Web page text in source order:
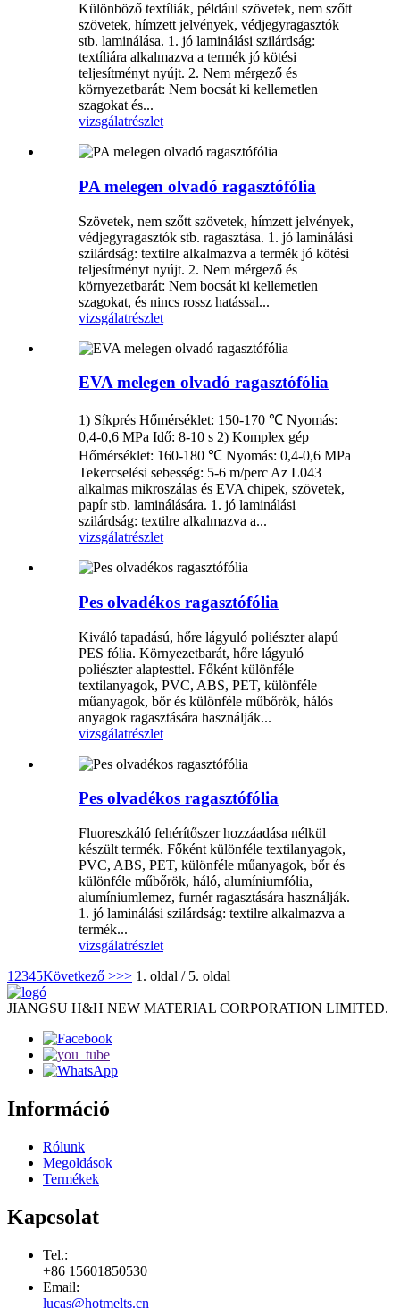
Különböző textíliák, például szövetek, nem szőtt
szövetek, hímzett jelvények, védjegyragasztók
stb. laminálása. 1. jó laminálási szilárdság:
textíliára alkalmazva a termék jó kötési
teljesítményt nyújt. 2. Nem mérgező és
környezetbarát: Nem bocsát ki kellemetlen
szagokat és...
vizsgálatrészlet
PA melegen olvadó ragasztófólia
Szövetek, nem szőtt szövetek, hímzett jelvények,
védjegyragasztók stb. ragasztása. 1. jó laminálási
szilárdság: textilre alkalmazva a termék jó kötési
teljesítményt nyújt. 2. Nem mérgező és
környezetbarát: Nem bocsát ki kellemetlen
szagokat, és nincs rossz hatással...
vizsgálatrészlet
EVA melegen olvadó ragasztófólia
1) Síkprés Hőmérséklet: 150-170 ℃ Nyomás:
0,4-0,6 MPa Idő: 8-10 s 2) Komplex gép
Hőmérséklet: 160-180 ℃ Nyomás: 0,4-0,6 MPa
Tekercselési sebesség: 5-6 m/perc Az L043
alkalmas mikroszálas és EVA chipek, szövetek,
papír stb. laminálására. 1. jó laminálási
szilárdság: textilre alkalmazva a...
vizsgálatrészlet
Pes olvadékos ragasztófólia
Kiváló tapadású, hőre lágyuló poliészter alapú
PES fólia. Környezetbarát, hőre lágyuló
poliészter alaptesttel. Főként különféle
textilanyagok, PVC, ABS, PET, különféle
műanyagok, bőr és különféle műbőrök, hálós
anyagok ragasztására használják...
vizsgálatrészlet
Pes olvadékos ragasztófólia
Fluoreszkáló fehérítőszer hozzáadása nélkül
készült termék. Főként különféle textilanyagok,
PVC, ABS, PET, különféle műanyagok, bőr és
különféle műbőrök, háló, alumíniumfólia,
alumíniumlemez, furnér ragasztására használják.
1. jó laminálási szilárdság: textilre alkalmazva a
termék...
vizsgálatrészlet
1 2345Következő >>> 1. oldal / 5. oldal
JIANGSU H&H NEW MATERIAL CORPORATION LIMITED.
Információ
Rólunk
Megoldások
Termékek
Kapcsolat
Tel.:
+86 15601850530
Email:
lucas@hotmelts.cn